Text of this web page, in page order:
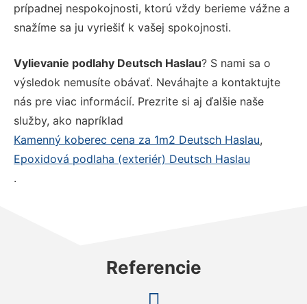
prípadnej nespokojnosti, ktorú vždy berieme vážne a
snažíme sa ju vyriešiť k vašej spokojnosti.
Vylievanie podlahy Deutsch Haslau? S nami sa o
výsledok nemusíte obávať. Neváhajte a kontaktujte
nás pre viac informácií. Prezrite si aj ďalšie naše
služby, ako napríklad
Kamenný koberec cena za 1m2 Deutsch Haslau,
Epoxidová podlaha (exteriér) Deutsch Haslau
.
Referencie